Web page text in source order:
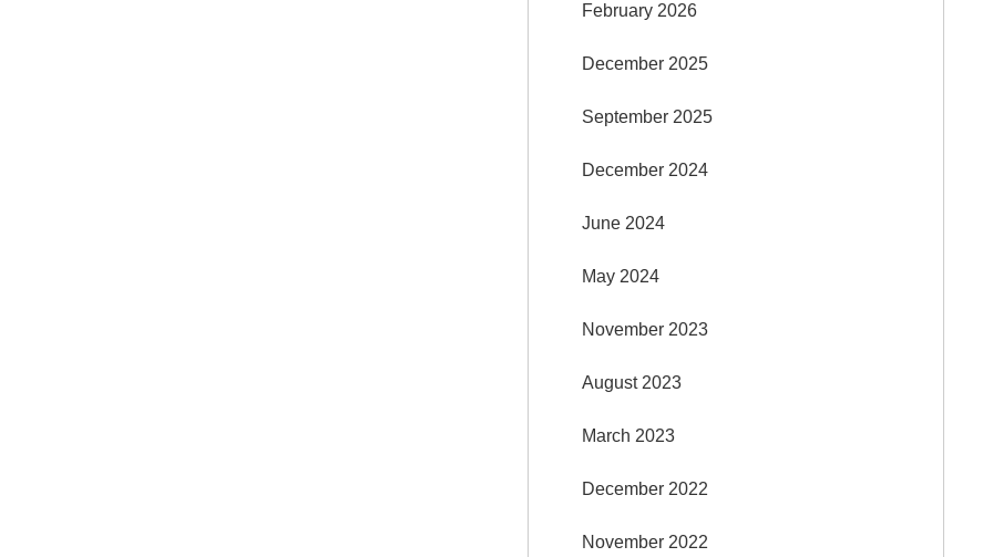
February 2026
December 2025
September 2025
December 2024
June 2024
May 2024
November 2023
August 2023
March 2023
December 2022
November 2022